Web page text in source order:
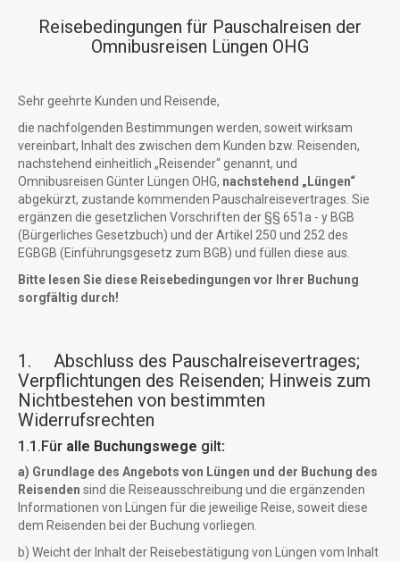
Reisebedingungen für Pauschalreisen der
Omnibusreisen Lüngen OHG
Sehr geehrte Kunden und Reisende,
die nachfolgenden Bestimmungen werden, soweit wirksam
vereinbart, Inhalt des zwischen dem Kunden bzw. Reisenden,
nachstehend einheitlich „Reisender“ genannt, und
Omnibusreisen Günter Lüngen OHG, nachstehend „Lüngen“
abgekürzt, zustande kommenden Pauschalreisevertrages. Sie
ergänzen die gesetzlichen Vorschriften der §§ 651a - y BGB
(Bürgerliches Gesetzbuch) und der Artikel 250 und 252 des
EGBGB (Einführungsgesetz zum BGB) und füllen diese aus.
Bitte lesen Sie diese Reisebedingungen vor Ihrer Buchung
sorgfältig durch!
1. Abschluss des Pauschalreisevertrages;
Verpflichtungen des Reisenden; Hinweis zum
Nichtbestehen von bestimmten
Widerrufsrechten
1.1.Für alle Buchungswege gilt:
a) Grundlage des Angebots von Lüngen und der Buchung des
Reisenden sind die Reiseausschreibung und die ergänzenden
Informationen von Lüngen für die jeweilige Reise, soweit diese
dem Reisenden bei der Buchung vorliegen.
b) Weicht der Inhalt der Reisebestätigung von Lüngen vom Inhalt